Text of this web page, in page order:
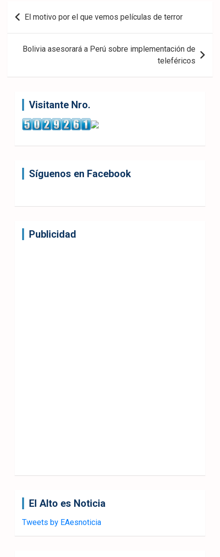
ook
pp
Navegación
de
entradas
El motivo por el que vemos películas de terror
Bolivia asesorará a Perú sobre implementación de
teleféricos
Visitante Nro.
Síguenos en Facebook
Publicidad
El Alto es Noticia
Tweets by EAesnoticia